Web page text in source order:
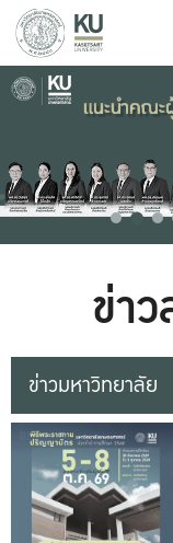
ข่า
ข่าวมหาวิทยาลัย